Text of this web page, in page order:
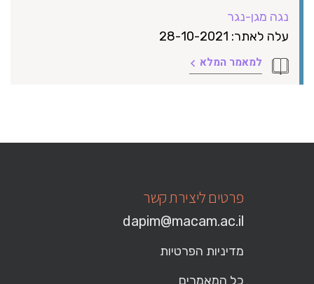
נגה מגן-נגר
עלה לאתר: 28-10-2021
למאמר המלא
פרטים ליצירת קשר
dapim@macam.ac.il
מדיניות הפרטיות
כל המאמרים